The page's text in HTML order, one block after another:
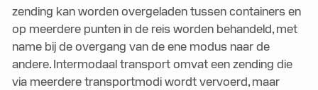
zending kan worden overgeladen tussen containers en
op meerdere punten in de reis worden behandeld, met
name bij de overgang van de ene modus naar de
andere. Intermodaal transport omvat een zending die
via meerdere transportmodi wordt vervoerd, maar